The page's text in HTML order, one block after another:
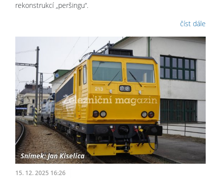
rekonstrukcí „peršingu“.
číst dále
15. 12. 2025 16:26